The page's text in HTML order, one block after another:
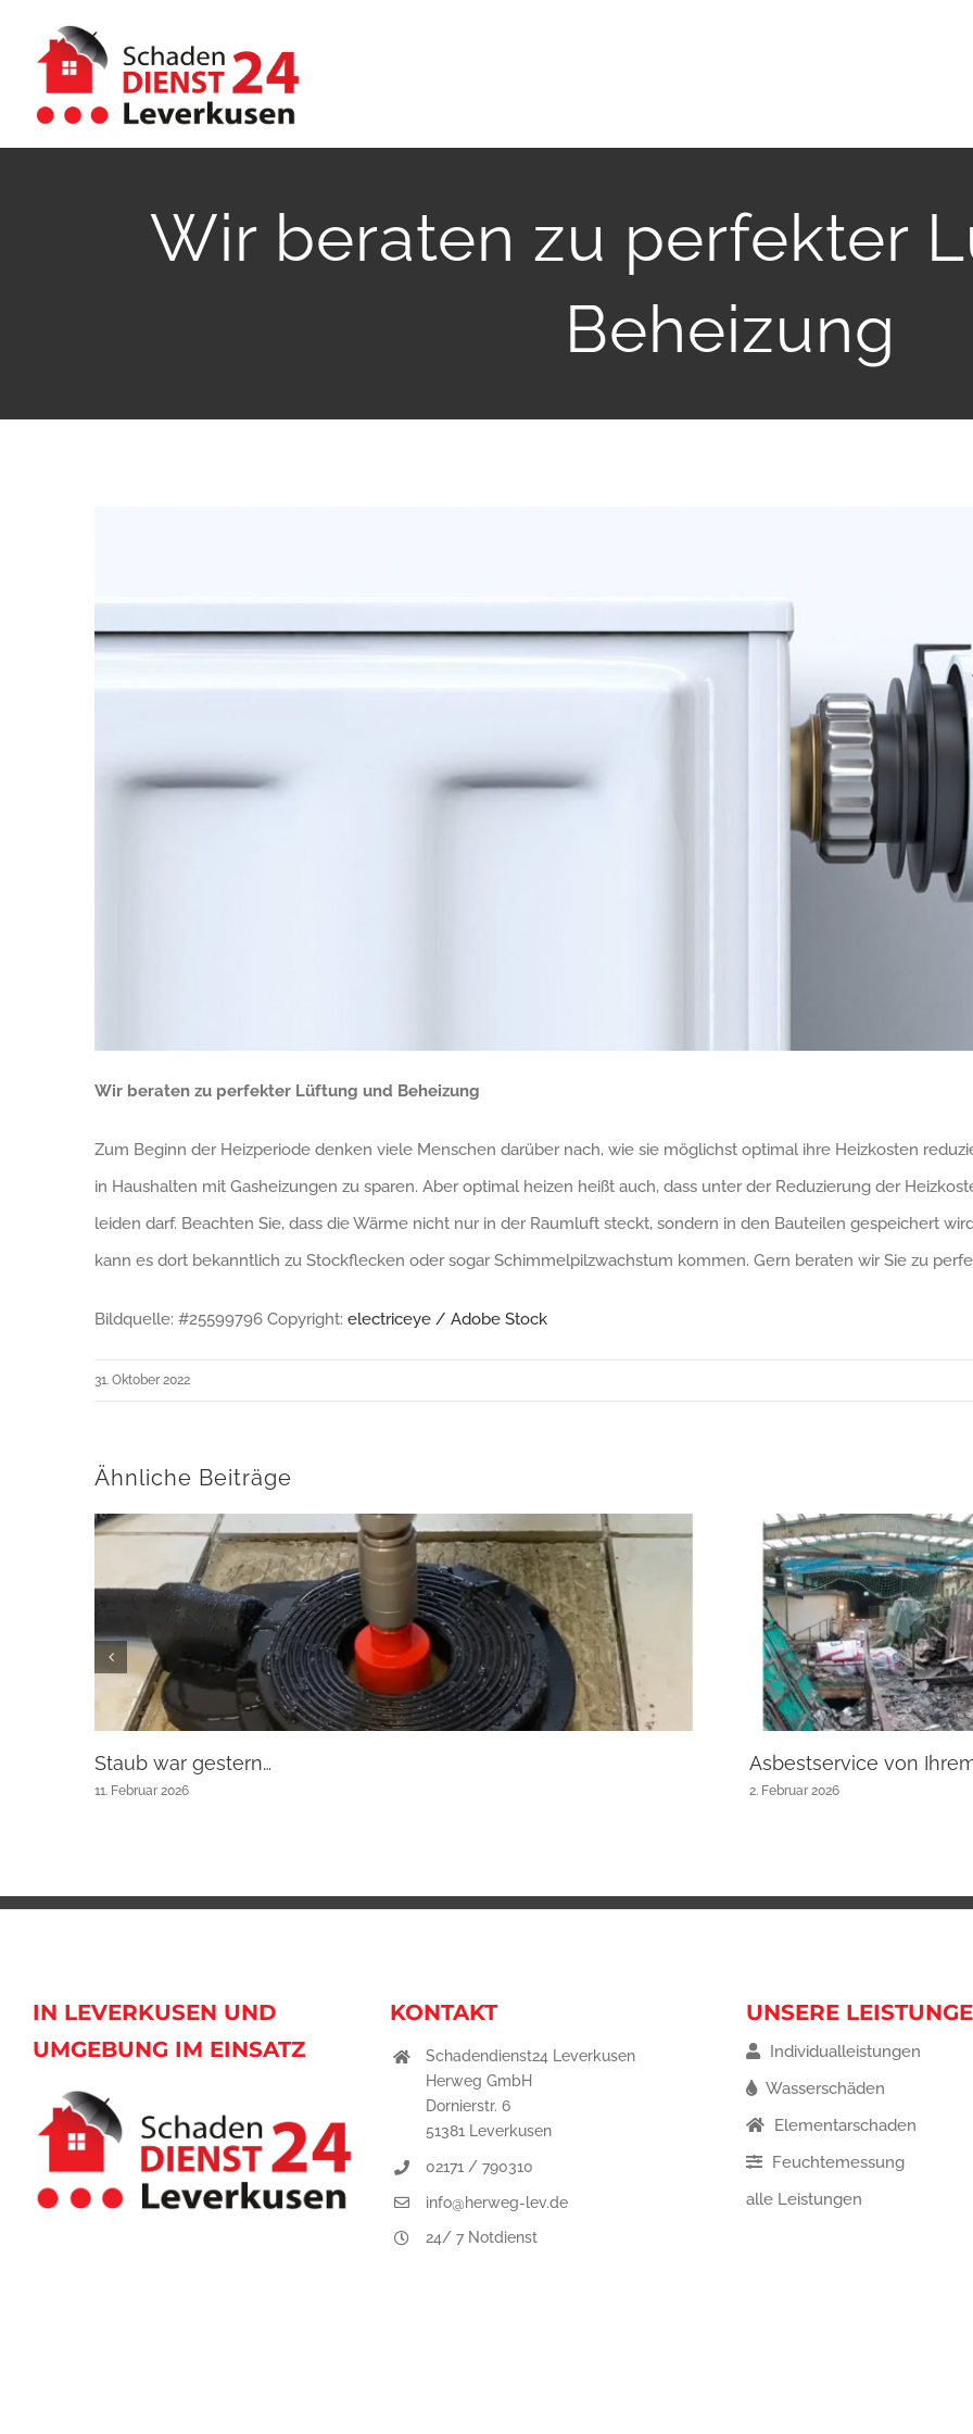
Inhalt
springen
Wir beraten zu perfekter
Beheizung
Wir beraten zu perfekter Lüftung und Beheizung
Zum Beginn der Heizperiode denken viele Menschen darüber nach, wie sie möglichst optimal ihre Heizkosten
in Haushalten mit Gasheizungen zu sparen. Aber optimal heizen heißt auch, dass unter der Reduzierung der
leiden darf. Beachten Sie, dass die Wärme nicht nur in der Raumluft steckt, sondern in den Bauteilen gespeichert
kann es dort bekanntlich zu Stockflecken oder sogar Schimmelpilzwachstum kommen. Gern beraten wir Sie zu
Bildquelle: #25599796 Copyright: electriceye / Adobe Stock
31. Oktober 2022
Ähnliche Beiträge
Staub war gestern…
11. Februar 2026
Asbestservice von
2. Februar 2026
IN LEVERKUSEN UND
UMGEBUNG IM EINSATZ
KONTAKT
Schadendienst24 Leverkusen
Herweg GmbH
Dornierstr. 6
51381 Leverkusen
02171 / 790310
info@herweg-lev.de
24/ 7 Notdienst
UNSERE
Individualleistungen
Wasserschäden
Elementarschaden
Feuchtemessung
alle Leistungen